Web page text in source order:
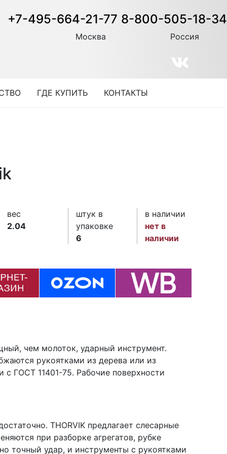
+7-495-664-21-77
Москва
8-800-505-18-34
Россия
ГДЕ КУПИТЬ КОНТАКТЫ
вес
2.04
штук в
упаковке
6
в наличии
нет в
наличии
чем молоток, ударный инструмент.
рукоятками из дерева или из
с ГОСТ 11401-75. Рабочие поверхности
THORVIK предлагает слесарные
при разборке агрегатов, рубке
точный удар, и инструменты с рукоятками